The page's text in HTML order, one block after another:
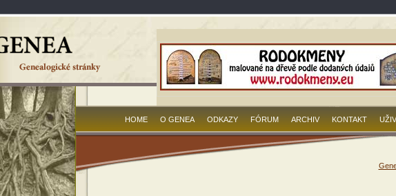
HOME O GENEA ODKAZY FÓRUM ARCHIV KONTAKT